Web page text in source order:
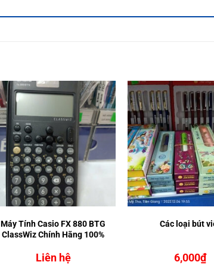
Máy Tính Casio FX 880 BTG
ClassWiz Chính Hãng 100%
Liên hệ
Các loại bút
6,000₫